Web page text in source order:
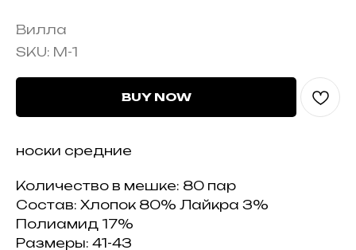
Вилла
SKU: М-1
BUY NOW
носки средние
Количество в мешке: 80 пар
Состав: Хлопок 80% Лайкра 3%
Полиамид 17%
Размеры: 41-43